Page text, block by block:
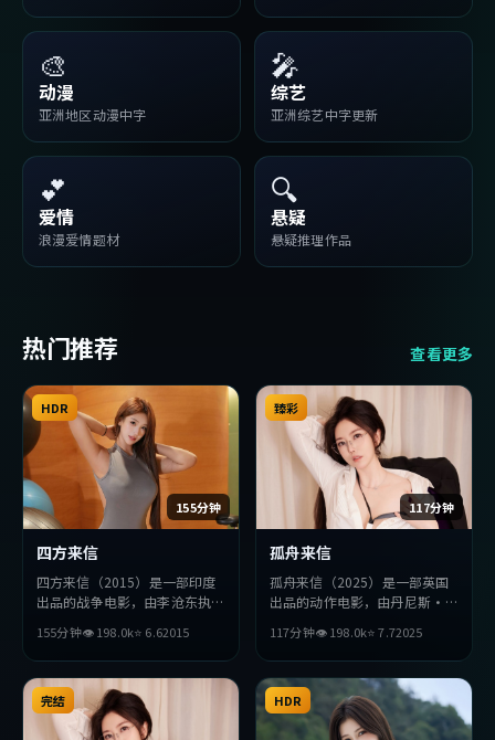
🎨
动漫
亚洲地区动漫中字
🎤
综艺
亚洲综艺中字更新
💕
爱情
浪漫爱情题材
🔍
悬疑
悬疑推理作品
热门推荐 查看更多
155分钟
HDR
四方来信
四方来信（2015）是一部印度
出品的战争电影，由李沧东执
主演。影片在叙事与视听上力求
突破，探讨人性与抉择，节奏张
弛有度，适合喜欢该类型的观众
完整观看。
155分钟👁198.0k⭐ 6.62015
117分钟
臻彩
孤舟来信
孤舟来信（2025）是一部英国
出品的动作电影，由丹尼斯·
梅、金高银、刘亦菲等主演。影
片在叙事与视听上力求突破，探
讨人性与抉择，节奏张弛有度，
适合喜欢该类型的观众完整观
117分钟👁198.0k⭐7.72025
完结 HDR